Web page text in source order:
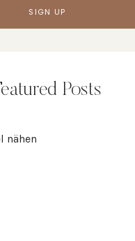
Posts